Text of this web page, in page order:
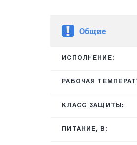
Общие
ИСПОЛНЕНИЕ:
РАБОЧАЯ
КЛАСС ЗАЩИТЫ:
ПИТАНИЕ, В: